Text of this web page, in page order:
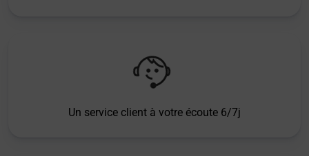
Un service client à votre écoute 6/7j